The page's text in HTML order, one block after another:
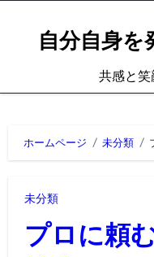
自分自身を
共感と
ホームページ 未分類
未分類
プロに頼